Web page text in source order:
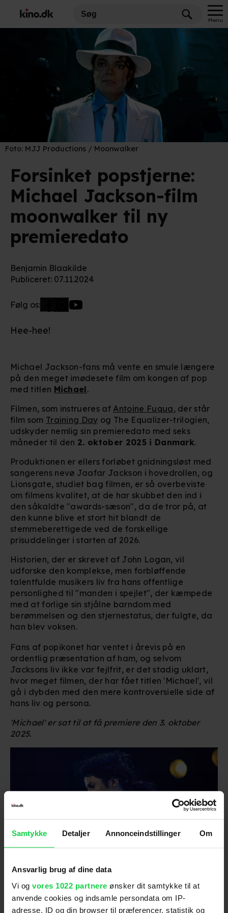
Samtykke Detaljer Annonceindstillinger Om
Ansvarlig brug af dine data
Vi og vores 1022 partnere ønsker dit samtykke til at
anvende cookies og indsamle persondata om IP-
adresse, ID og din browser til præferencer, statistik og
Menu
Foto: MJJ Productions / Moonwalker
Forsinket popstjerne:
Michael Jackson-film
moonwalker til ny
premieredato
Benjamin Blaakilde
Publiceret: 07.11.2024
Følg os:
Hee-hee!
Michael Jackson-fans må vente en smule længere
på den meget imødesete film om kongen af pop
med titlen Michael.
Filmen, som instrueres af Antoine Fuqua, der står
film som Training Day og The Equalizer-trilogien,
udskyder nemlig sin premieredato med seks
måneder til den 2. oktober 2025 i Danmark.
Produktionen er ellers forløbet gnidningsløst med
sangerens nevø Jaafar Jackson i hovedrollen, og
Lionsgate, studiet bag filmen, er så overbeviste
om filmens kvalitet, at de har skubbet den ind i
den såkaldte "awards-sæson", da de tror på, at
den kunne blive et stort hit blandt de
stemmeberettigede ved de forskellige
prisuddelinger i starten af 2026.
Historien, der er skrevet af John Logan, vil
udforske den komplekse, men forbløffende
talentfulde musikers liv fra hans offentlige
personlighed til "manden i spejlet", der kæmpede
med at forlige sin stjålne barndom med
berømmelsen og den stjernestatus, der fulgte, da
han blev voksen.
Fans af popikonet har ventet i årevis på en
ordentlig præsentation af ham, og selvom
Jacksons liv ikke var fejlfrit, er det stadig uklart,
hvor meget filmen, der har fået titlen 'Michael', vil
gå i dybden med den mere kontroversielle side af
hans liv og persona.
'Michael' er sat til at få premiere den 3. oktober
2025.
Michael, Foto: Kevin Mazur / Lionsgate
Anbefalet til dig